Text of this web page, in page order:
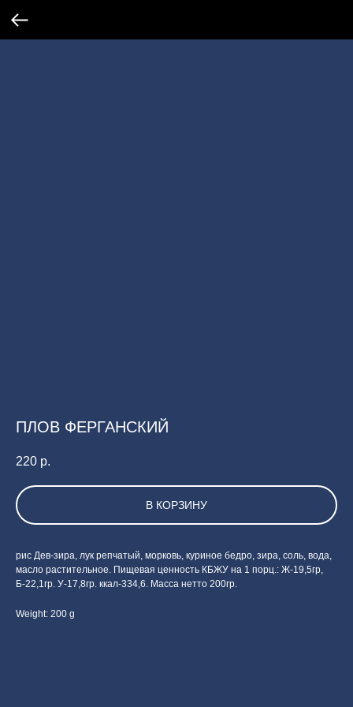
ПЛОВ ФЕРГАНСКИЙ
220 р.
В КОРЗИНУ
рис Дев-зира, лук репчатый, морковь, куриное бедро, зира, соль, вода,
масло растительное. Пищевая ценность КБЖУ на 1 порц.: Ж-19,5гр,
Б-22,1гр. У-17,8гр. ккал-334,6. Масса нетто 200гр.
Weight: 200 g